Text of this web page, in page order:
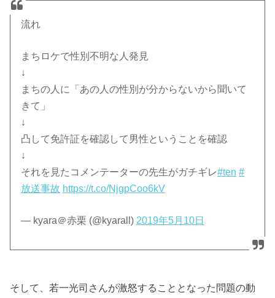
流れ
まちロケで性別不明な人発見
↓
まちの人に「あの人の性別が分からないから聞いて
きて」
↓
凸して免許証を確認して男性ということを確認
↓
それを見たコメンテーターの先生がガチギレ#ten #
放送事故 https://t.co/NjgpCoo6kV
— kyara＠赤栗 (@kyarall) 2019年5月10日
そして、若一光司さんが激怒することとなった問題の動